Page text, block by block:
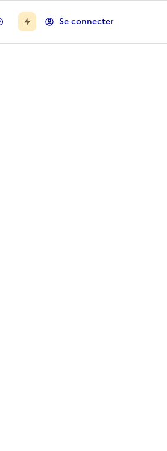
Se connecter